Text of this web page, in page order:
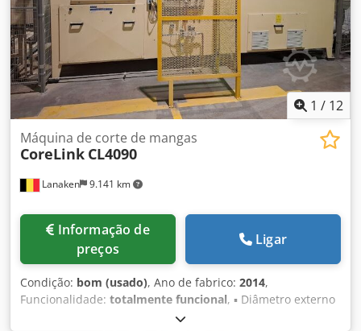
1 / 12
Lanaken 9.141 km
Máquina de corte de mangas
CoreLink CL4090
preços
Ligar
Condição: bom (usado), Ano de fabrico: 2014,
Funcionalidade: totalmente funcional, ▪ Diâmetro externo
do tubo: 70 – 174,6mm ▪ Diâmetro interno do tubo: 60 -